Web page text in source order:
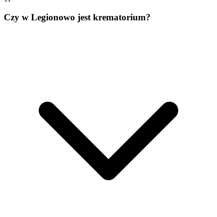
Czy w Legionowo jest krematorium?